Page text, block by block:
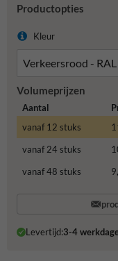
Productopties
Kleur
Volumeprijzen
Aantal
vanaf 12 stuks
vanaf 24 stuks
vanaf 48 stuks
Levertijd:3-4